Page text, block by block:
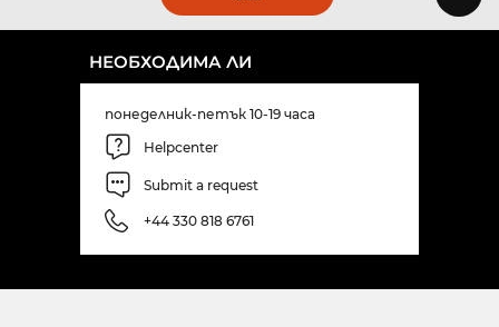
НЕОБХОДИМА ЛИ
понеделник-петък 10-19 часа
Helpcenter
Submit a request
+44 330 818 6761